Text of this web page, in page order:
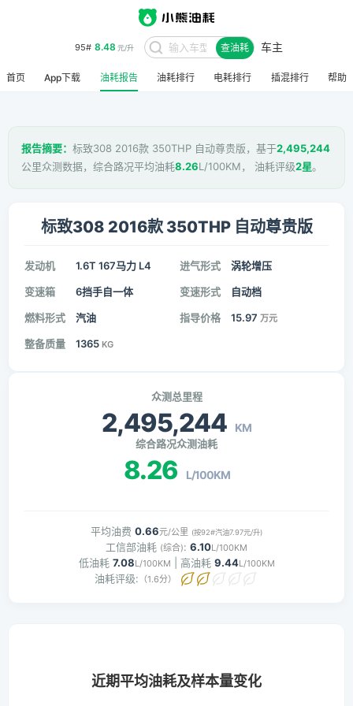
95# 8.48 元/升 查油耗 车主
首页 App下载 油耗报告 油耗排行 电耗排行 插混排行 帮助
报告摘要： 标致308 2016款 350THP 自动尊贵版，基于2,495,244
公里众测数据，综合路况平均油耗8.26L/100KM， 油耗评级2星。
标致308 2016款 350THP 自动尊贵版
发动机 1.6T 167马力 L4 进气形式 涡轮增压
变速箱 6挡手自一体 变速形式 自动档
燃料形式 汽油 指导价格 15.97 万元
整备质量 1365 KG
众测总里程
2,495,244 KM
综合路况众测油耗
8.26 L/100KM
平均油费 0.66元/公里 (按92#汽油7.97元/升)
工信部油耗 (综合): 6.10L/100KM
低油耗 7.08L/100KM | 高油耗 9.44L/100KM
油耗评级: （1.6分）